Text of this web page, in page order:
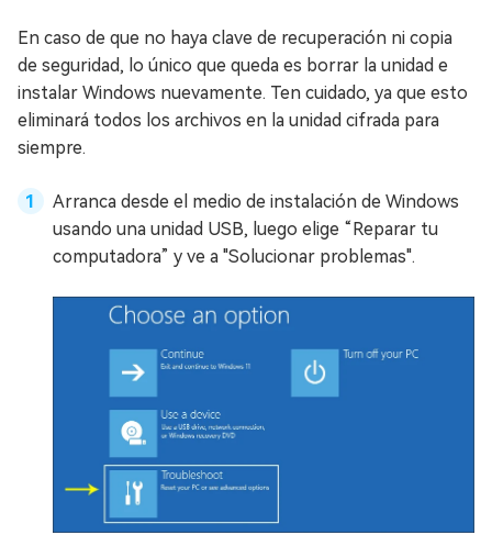
En caso de que no haya clave de recuperación ni copia
de seguridad, lo único que queda es borrar la unidad e
instalar Windows nuevamente. Ten cuidado, ya que esto
eliminará todos los archivos en la unidad cifrada para
siempre.
Arranca desde el medio de instalación de Windows
usando una unidad USB, luego elige “Reparar tu
computadora” y ve a "Solucionar problemas".